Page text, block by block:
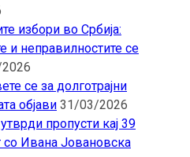
избори во Србија:
и неправилностите се
се за долготрајни
објави 31/03/2026
пропусти кај 39
со Ивана Јовановска